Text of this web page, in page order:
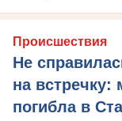
Происшествия
Не
на встречку:
погибла в